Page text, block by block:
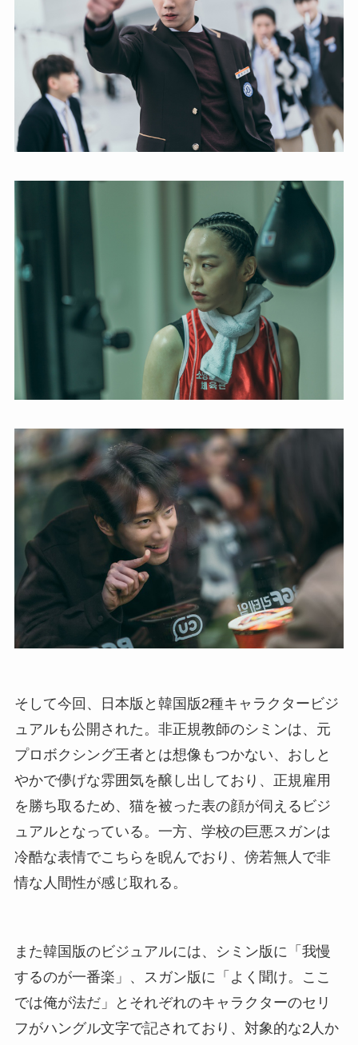
そして今回、日本版と韓国版2種キャラクタービジ
ュアルも公開された。非正規教師のシミンは、元
プロボクシング王者とは想像もつかない、おしと
やかで儚げな雰囲気を醸し出しており、正規雇用
を勝ち取るため、猫を被った表の顔が伺えるビジ
ュアルとなっている。一方、学校の巨悪スガンは
冷酷な表情でこちらを睨んでおり、傍若無人で非
情な人間性が感じ取れる。
また韓国版のビジュアルには、シミン版に「我慢
するのが一番楽」、スガン版に「よく聞け。ここ
では俺が法だ」とそれぞれのキャラクターのセリ
フがハングル文字で記されており、対象的な2人か